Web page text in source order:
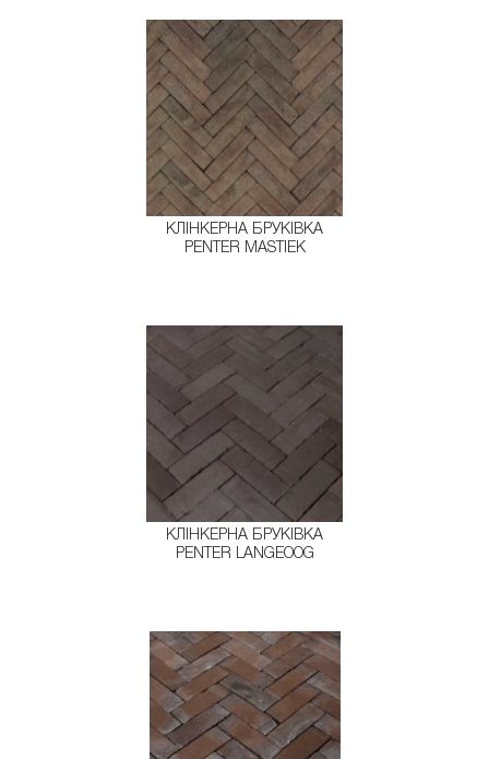
КЛІНКЕРНА БРУКІВКА
PENTER MASTIEK
КЛІНКЕРНА БРУКІВКА
PENTER LANGEOOG